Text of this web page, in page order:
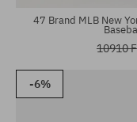
47 Brand MLB New
10910
-6%